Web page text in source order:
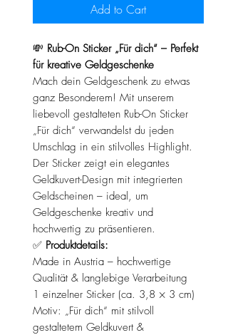
Add to Cart
💸 Rub-On Sticker „Für dich“ – Perfekt
für kreative Geldgeschenke
Mach dein Geldgeschenk zu etwas
ganz Besonderem! Mit unserem
liebevoll gestalteten Rub-On Sticker
„Für dich“ verwandelst du jeden
Umschlag in ein stilvolles Highlight.
Der Sticker zeigt ein elegantes
Geldkuvert-Design mit integrierten
Geldscheinen – ideal, um
Geldgeschenke kreativ und
hochwertig zu präsentieren.
✅ Produktdetails:
Made in Austria – hochwertige
Qualität & langlebige Verarbeitung
1 einzelner Sticker (ca. 3,8 × 3 cm)
Motiv: „Für dich“ mit stilvoll
gestaltetem Geldkuvert &